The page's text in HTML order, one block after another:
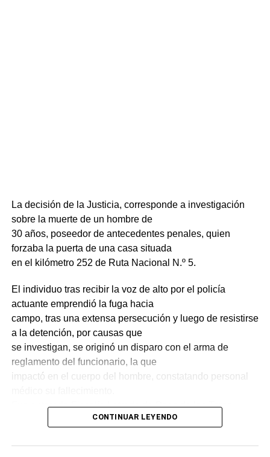
La decisión de la Justicia, corresponde a investigación
sobre la muerte de un hombre de
30 años, poseedor de antecedentes penales, quien
forzaba la puerta de una casa situada
en el kilómetro 252 de Ruta Nacional N.º 5.
El individuo tras recibir la voz de alto por el policía
actuante emprendió la fuga hacia
campo, tras una extensa persecución y luego de resistirse
a la detención, por causas que
se investigan, se originó un disparo con el arma de
reglamento del funcionario, la que
impactó en el cuerpo del hombre, constatando personal
Fue enterada Fiscalía Letrada de Paso de los Toros,
quien dirigió la investigación ante lo
CONTINUAR LEYENDO